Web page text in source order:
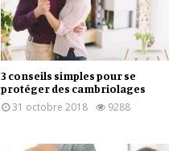
3 conseils simples pour se
protéger des cambriolages
31 octobre 2018
9288